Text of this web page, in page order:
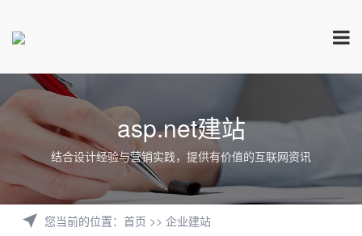
asp.net建站
结合设计经验与营销实践，提供有价值的互联网资讯
您当前的位置： 首页 >> 企业建站